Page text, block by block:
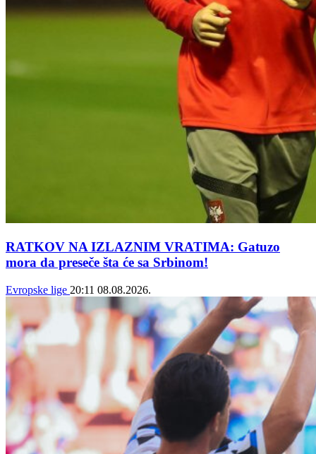
RATKOV NA IZLAZNIM VRATIMA: Gatuzo
mora da preseče šta će sa Srbinom!
Evropske lige 20:11 08.08.2026.